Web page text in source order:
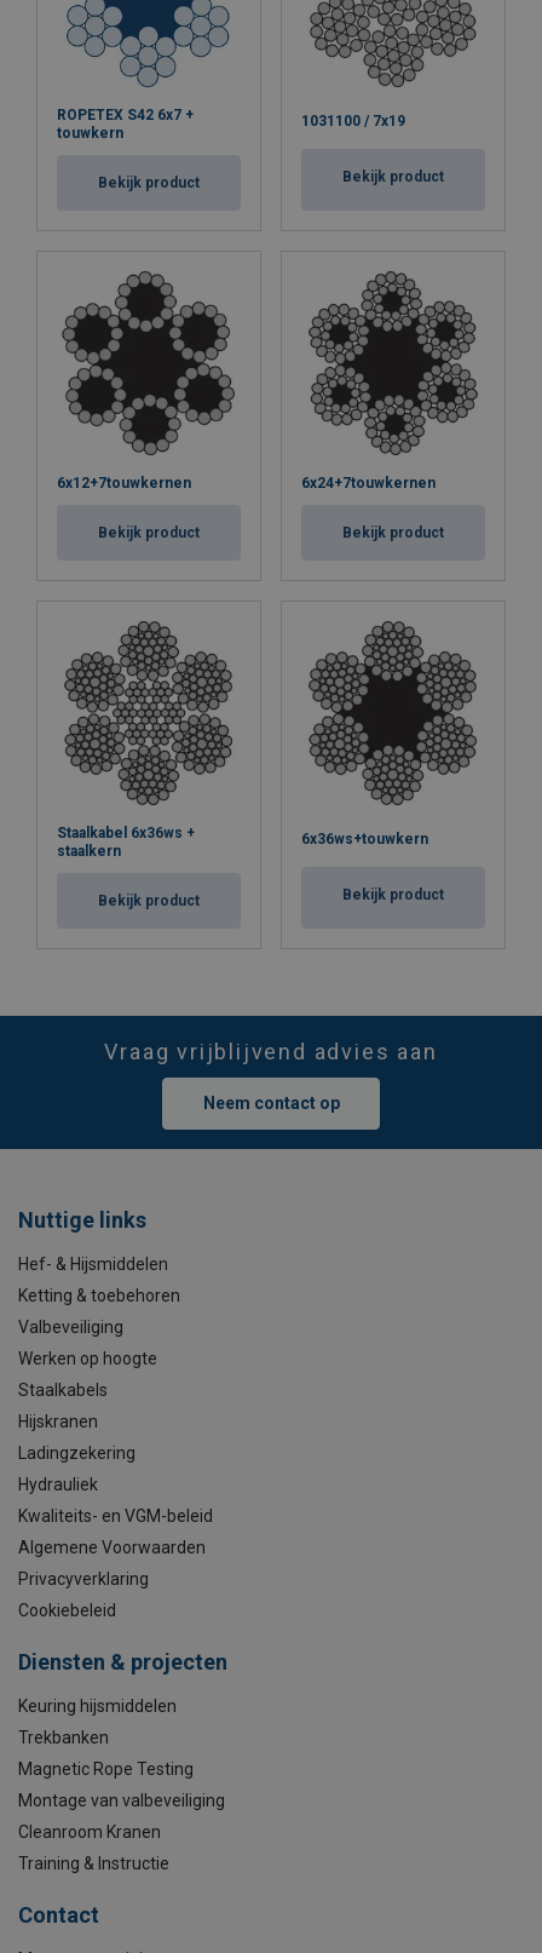
ROPETEX S42 6x7 +
touwkern
Bekijk product
1031100 / 7x19
Bekijk product
6x12+7touwkernen
Bekijk product
6x24+7touwkernen
Bekijk product
Staalkabel 6x36ws +
staalkern
Bekijk product
6x36ws+touwkern
Bekijk product
Vraag vrijblijvend advies aan
Neem contact op
Nuttige links
Hef- & Hijsmiddelen
Ketting & toebehoren
Valbeveiliging
Werken op hoogte
Staalkabels
Hijskranen
Ladingzekering
Hydrauliek
Kwaliteits- en VGM-beleid
Algemene Voorwaarden
Privacyverklaring
Cookiebeleid
Diensten & projecten
Keuring hijsmiddelen
Trekbanken
Magnetic Rope Testing
Montage van valbeveiliging
Cleanroom Kranen
Training & Instructie
Contact